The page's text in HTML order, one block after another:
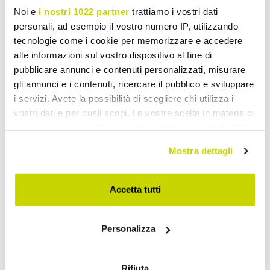
Noi e i nostri 1022 partner trattiamo i vostri dati
personali, ad esempio il vostro numero IP, utilizzando
tecnologie come i cookie per memorizzare e accedere
alle informazioni sul vostro dispositivo al fine di
pubblicare annunci e contenuti personalizzati, misurare
gli annunci e i contenuti, ricercare il pubblico e sviluppare
i servizi. Avete la possibilità di scegliere chi utilizza i
vostri dati e per quali scopi. Le vostre scelte in materia di
modificare o revocare il proprio consenso in qualsiasi
momento dalla Dichiarazione sui cookie o facendo clic
sull'icona di attivazione della privacy.
raccogliere informazioni sulla tua posizione
Mostra dettagli
Accetta tutti
Personalizza
Take advantage of it now!